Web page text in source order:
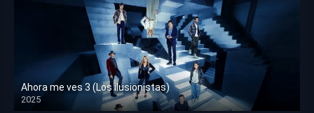
Ahora me ves 3 (Los ilusionistas)
2025
HD 1080p